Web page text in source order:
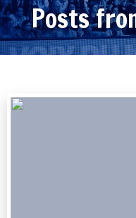
Posts